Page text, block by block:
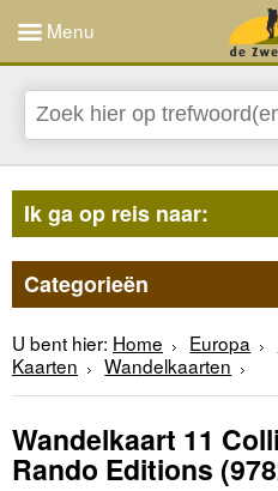
Menu
Ik ga op reis naar:
Categorieën
U bent hier: Home Europa
Kaarten
Wandelkaarten
Wandelkaart 11
Rando Editions